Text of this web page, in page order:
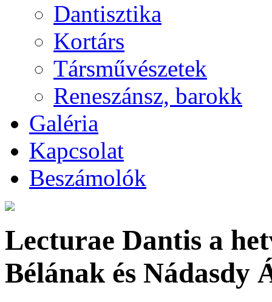
Dantisztika
Kortárs
Társművészetek
Reneszánsz, barokk
Galéria
Kapcsolat
Beszámolók
Lecturae Dantis a
Bélának és Nádasdy